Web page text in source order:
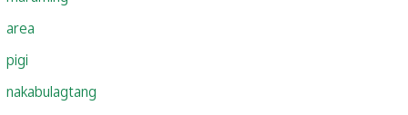
area
pigi
nakabulagtang